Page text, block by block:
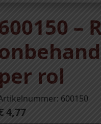
–
per rol
600150
4,77